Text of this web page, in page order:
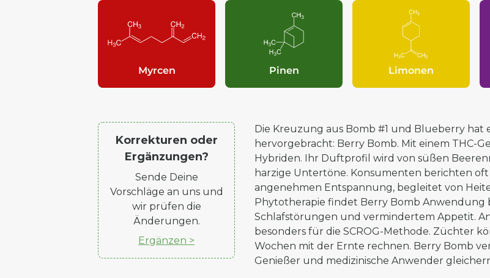
Myrcen Pinen Limonen
Die Kreuzung aus Bomb #1 und Blueberry hat
hervorgebracht: Berry Bomb. Mit einem THC-
Hybriden. Ihr Duftprofil wird von süßen
harzige Untertöne. Konsumenten berichten
angenehmen Entspannung, begleitet von
Phytotherapie findet Berry Bomb Anwendung
Schlafstörungen und vermindertem Appetit.
besonders für die SCROG-Methode. Züchter
Wochen mit der Ernte rechnen. Berry Bomb
Genießer und medizinische Anwender
Korrekturen oder
Ergänzungen?
Sende Deine
Vorschläge an uns und
wir prüfen die
Änderungen.
Ergänzen >